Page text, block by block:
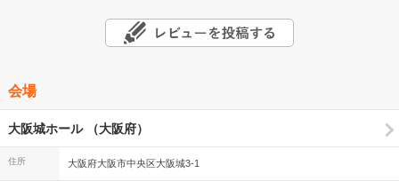
会場
大阪城ホール （大阪府）
住所 大阪府大阪市中央区大阪城3-1